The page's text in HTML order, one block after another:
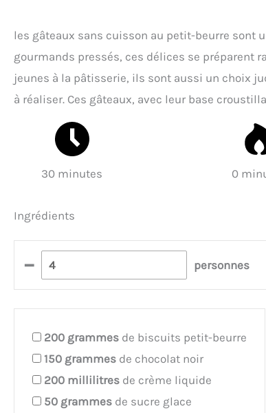
les gâteaux sans cuisson au petit-beurre sont
gourmands pressés, ces délices se préparent
jeunes à la pâtisserie, ils sont aussi un choix
à réaliser. Ces gâteaux, avec leur base
30 minutes 0
Ingrédients
– personnes
200 grammes de biscuits petit-beurre
150 grammes de chocolat noir
200 millilitres de crème liquide
50 grammes de sucre glace